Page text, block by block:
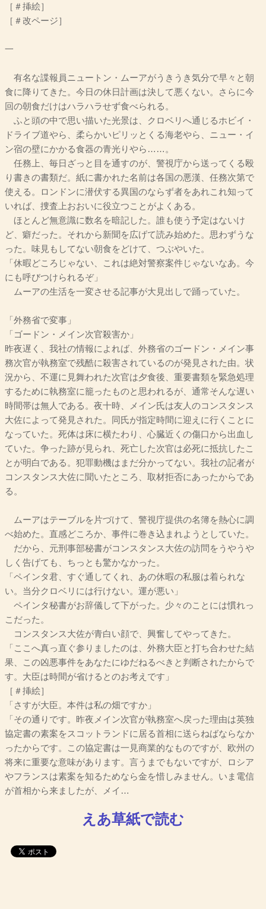
［＃挿絵］
［＃改ページ］
一
有名な諜報員ニュートン・ムーアがうきうき気分で早々と朝
食に降りてきた。今日の休日計画は決して悪くない。さらに今
回の朝食だけはハラハラせず食べられる。
ふと頭の中で思い描いた光景は、クロベリへ通じるホビイ・
ドライブ道やら、柔らかいピリッとくる海老やら、ニュー・イ
ン宿の壁にかかる食器の青光りやら……。
任務上、毎日ざっと目を通すのが、警視庁から送ってくる殴
り書きの書類だ。紙に書かれた名前は各国の悪漢、任務次第で
使える。ロンドンに潜伏する異国のならず者をあれこれ知って
いれば、捜査上おおいに役立つことがよくある。
ほとんど無意識に数名を暗記した。誰も使う予定はないけ
ど、癖だった。それから新聞を広げて読み始めた。思わずうな
った。味見もしてない朝食をどけて、つぶやいた。
「休暇どころじゃない、これは絶対警察案件じゃないなあ。今
にも呼びつけられるぞ」
ムーアの生活を一変させる記事が大見出しで踊っていた。
「外務省で変事」
「ゴードン・メイン次官殺害か」
昨夜遅く、我社の情報によれば、外務省のゴードン・メイン事
務次官が執務室で残酷に殺害されているのが発見された由。状
況から、不運に見舞われた次官は夕食後、重要書類を緊急処理
するために執務室に籠ったものと思われるが、通常そんな遅い
時間帯は無人である。夜十時、メイン氏は友人のコンスタンス
大佐によって発見された。同氏が指定時間に迎えに行くことに
なっていた。死体は床に横たわり、心臓近くの傷口から出血し
ていた。争った跡が見られ、死亡した次官は必死に抵抗したこ
とが明白である。犯罪動機はまだ分かってない。我社の記者が
コンスタンス大佐に聞いたところ、取材拒否にあったからであ
る。
ムーアはテーブルを片づけて、警視庁提供の名簿を熱心に調
べ始めた。直感どころか、事件に巻き込まれようとしていた。
だから、元刑事部秘書がコンスタンス大佐の訪問をうやうや
しく告げても、ちっとも驚かなかった。
「ペインタ君、すぐ通してくれ、あの休暇の私服は着られな
い。当分クロベリには行けない。運が悪い」
ペインタ秘書がお辞儀して下がった。少々のことには慣れっ
こだった。
コンスタンス大佐が青白い顔で、興奮してやってきた。
「ここへ真っ直ぐ参りましたのは、外務大臣と打ち合わせた結
果、この凶悪事件をあなたにゆだねるべきと判断されたからで
す。大臣は時間が省けるとのお考えです」
［＃挿絵］
「さすが大臣。本件は私の畑ですか」
「その通りです。昨夜メイン次官が執務室へ戻った理由は英独
協定書の素案をスコットランドに居る首相に送らねばならなか
ったからです。この協定書は一見商業的なものですが、欧州の
将来に重要な意味があります。言うまでもないですが、ロシア
やフランスは素案を知るためなら金を惜しみません。いま電信
が首相から来ましたが、メイ…
えあ草紙で読む